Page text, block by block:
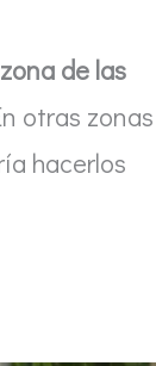
zona de las
otras zonas
hacerlos